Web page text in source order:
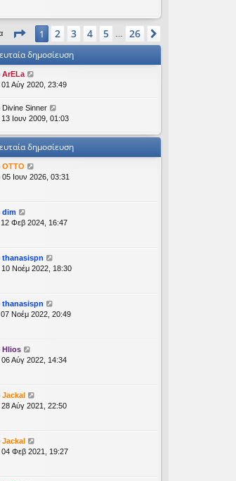
λ
ή
τ
λ
ε
Σελίδα από26
1 2 3 4 5 26
δημοσίευση
ArELa
Αύγ 2020, 23:49
Divine Sinner
Ιουν 2009, 01:03
δημοσίευση
OTTO
Ιουν 2026, 03:31
dim
Φεβ 2024, 16:47
thanasispn
10 Νοέμ 2022, 18:30
thanasispn
Νοέμ 2022, 20:49
Hlios
Αύγ 2022, 14:34
Jackal
Αύγ 2021, 22:50
Jackal
04 Φεβ 2021, 19:27